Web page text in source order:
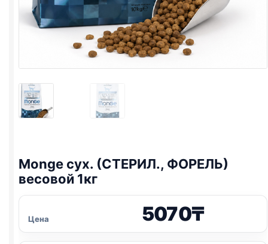
Monge сух. (СТЕРИЛ., ФОРЕЛЬ)
весовой 1кг
Цена 5070₸